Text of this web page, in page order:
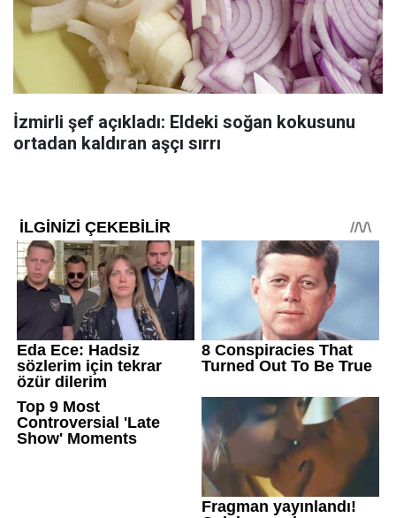
İzmirli şef açıkladı: Eldeki soğan kokusunu
ortadan kaldıran aşçı sırrı